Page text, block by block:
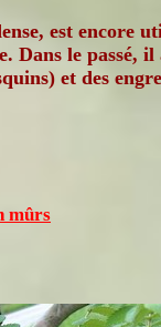
est encore
Dans le passé,
et des
mûrs